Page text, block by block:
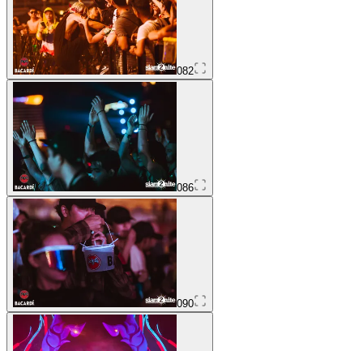
082
086
090